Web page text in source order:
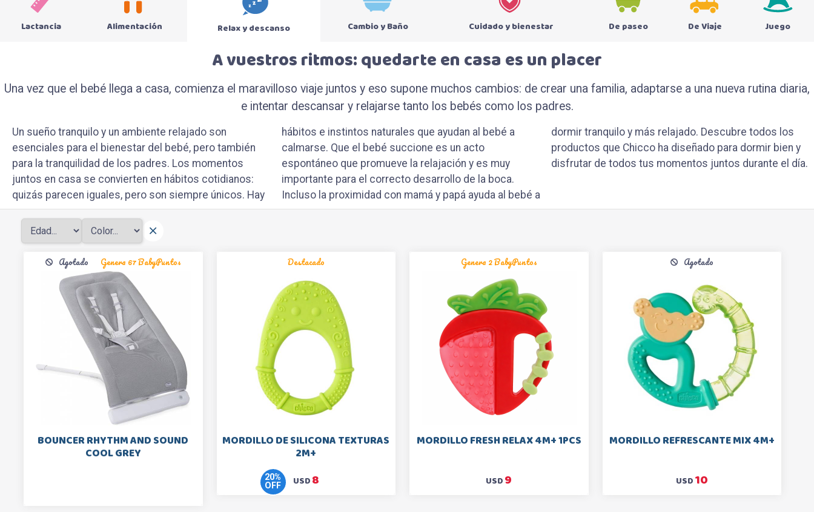
Lactancia Alimentación Relax y descanso Cambio y Baño Cuidado y bienestar De paseo De Viaje Juego
A vuestros ritmos: quedarte en casa es un placer
Una vez que el bebé llega a casa, comienza el maravilloso viaje juntos y eso supone muchos cambios: de crear una familia, adaptarse a una nueva rutina diaria,
e intentar descansar y relajarse tanto los bebés como los padres.
Un sueño tranquilo y un ambiente relajado son
esenciales para el bienestar del bebé, pero también
para la tranquilidad de los padres. Los momentos
juntos en casa se convierten en hábitos cotidianos:
quizás parecen iguales, pero son siempre únicos. Hay
hábitos e instintos naturales que ayudan al bebé a
calmarse. Que el bebé succione es un acto
espontáneo que promueve la relajación y es muy
importante para el correcto desarrollo de la boca.
Incluso la proximidad con mamá y papá ayuda al bebé a
dormir tranquilo y más relajado. Descubre todos los
productos que Chicco ha diseñado para dormir bien y
disfrutar de todos tus momentos juntos durante el día.
Agotado Genera 67 BabyPuntos
BOUNCER RHYTHM AND SOUND
COOL GREY
Destacado
MORDILLO DE SILICONA TEXTURAS
2M+
20%
OFF
USD8
Genera 2 BabyPuntos
MORDILLO FRESH RELAX 4M+ 1PCS
USD9
Agotado
MORDILLO REFRESCANTE MIX 4M+
USD10